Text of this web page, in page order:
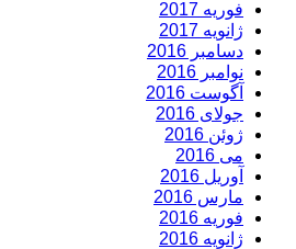
فوریه 2017
ژانویه 2017
دسامبر 2016
نوامبر 2016
آگوست 2016
جولای 2016
ژوئن 2016
می 2016
آوریل 2016
مارس 2016
فوریه 2016
ژانویه 2016